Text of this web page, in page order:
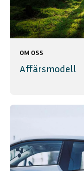
OM OSS
Affärsmodell